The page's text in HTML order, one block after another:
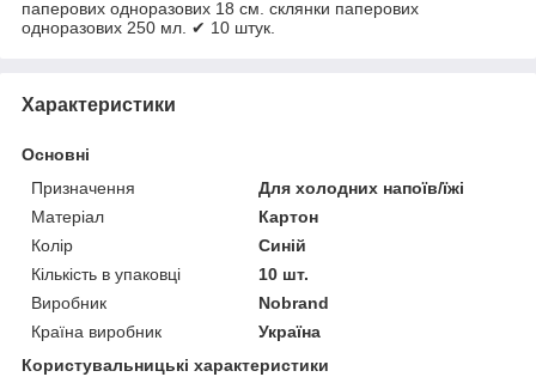
паперових одноразових 18 см. склянки паперових
одноразових 250 мл. ✔ 10 штук.
Характеристики
Основні
Призначення
Для холодних напоїв/їжі
Матеріал
Картон
Колір
Синій
Кількість в упаковці
10 шт.
Виробник
Nobrand
Країна виробник
Україна
Користувальницькі характеристики